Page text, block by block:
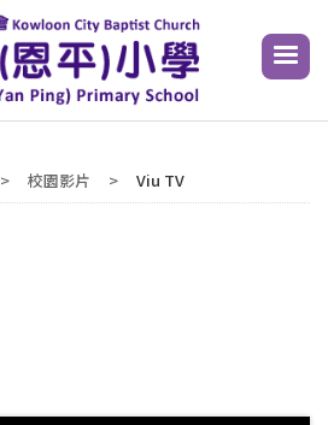
> 校園影片 > Viu TV